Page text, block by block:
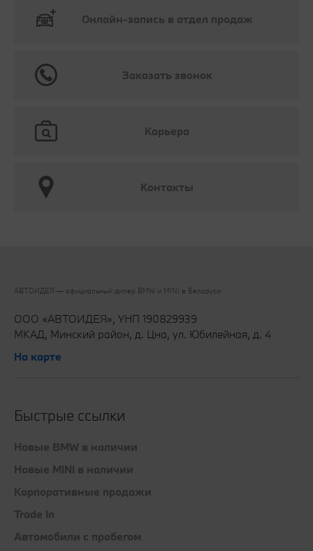
Онлайн-запись в отдел продаж
Заказать звонок
Карьера
Контакты
АВТОИДЕЯ — официальный дилер BMW и MINI в Беларуси‎
ООО «АВТОИДЕЯ», УНП 190829939
МКАД, Минский район, д. Цна, ул. Юбилейная, д. 4
На карте
Быстрые ссылки
Новые BMW в наличии
Новые MINI в наличии
Корпоративные продажи
Trade In
Автомобили с пробегом